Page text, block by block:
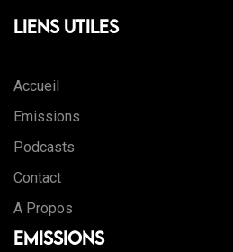
Liens Utiles
Accueil
Emissions
Podcasts
Contact
A Propos
Emissions